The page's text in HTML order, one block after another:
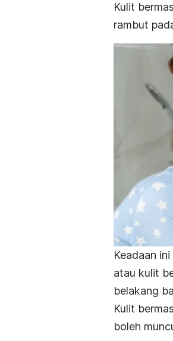
Kulit
rambut
Keadaan
atau kulit
belakang
Kulit
boleh